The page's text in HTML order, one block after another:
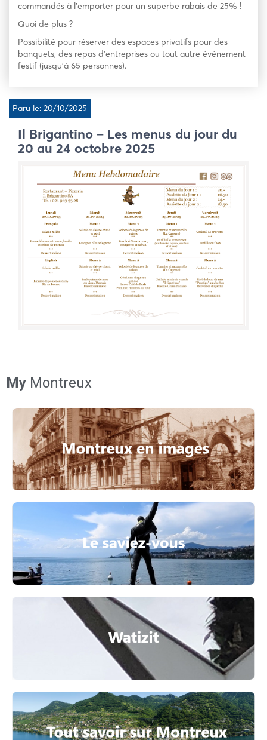
commandés à l’emporter pour un superbe rabais de 25% !
Quoi de plus ?
Possibilité pour réserver des espaces privatifs pour des
banquets, des repas d’entreprises ou tout autre événement
festif (jusqu’à 65 personnes).
Paru le: 20/10/2025
Il Brigantino – Les menus du jour du
20 au 24 octobre 2025
My Montreux